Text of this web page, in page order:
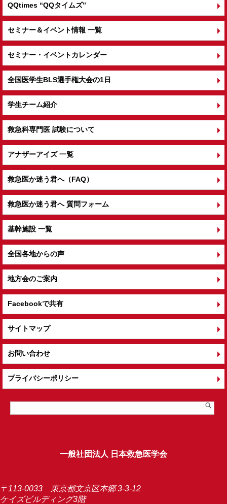
QQtimes “QQタイムズ”
セミナー＆イベント情報 一覧
セミナー・イベントカレンダー
全国医学生BLS選手権大会の1日
学生チーム紹介
救急科専門医 試験について
アナザーアイズ 一覧
救急医か迷う君へ（FAQ）
救急医か迷う君へ 質問フォーム
基幹施設 一覧
全国各地からの声
地方会のご案内
Facebookで共有
サイトマップ
お問い合わせ
プライバシーポリシー
一般社団法人 日本救急医学会
〒113-0033 東京都文京区本郷 3-3-12
ケイズビルディング3階